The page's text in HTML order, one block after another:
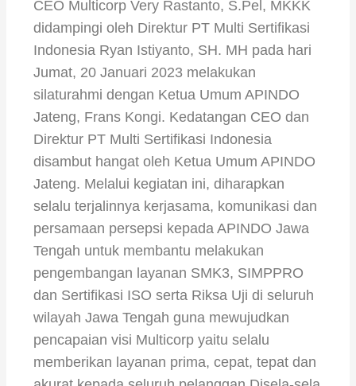
CEO Multicorp Very Rastanto, S.Pel, MKKK
didampingi oleh Direktur PT Multi Sertifikasi
Indonesia Ryan Istiyanto, SH. MH pada hari
Jumat, 20 Januari 2023 melakukan
silaturahmi dengan Ketua Umum APINDO
Jateng, Frans Kongi. Kedatangan CEO dan
Direktur PT Multi Sertifikasi Indonesia
disambut hangat oleh Ketua Umum APINDO
Jateng. Melalui kegiatan ini, diharapkan
selalu terjalinnya kerjasama, komunikasi dan
persamaan persepsi kepada APINDO Jawa
Tengah untuk membantu melakukan
pengembangan layanan SMK3, SIMPPRO
dan Sertifikasi ISO serta Riksa Uji di seluruh
wilayah Jawa Tengah guna mewujudkan
pencapaian visi Multicorp yaitu selalu
memberikan layanan prima, cepat, tepat dan